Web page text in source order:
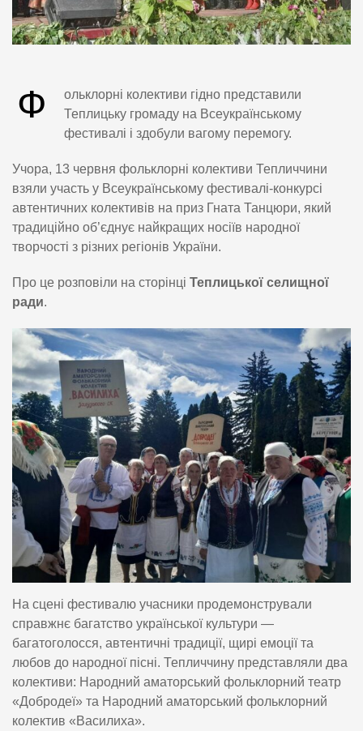
Ф
ольклорні колективи гідно представили
Теплицьку громаду на Всеукраїнському
фестивалі і здобули вагому перемогу.
Учора, 13 червня фольклорні колективи Тепличчини
взяли участь у Всеукраїнському фестивалі-конкурсі
автентичних колективів на приз Гната Танцюри, який
традиційно об’єднує найкращих носіїв народної
творчості з різних регіонів України.
Про це розповіли на сторінці Теплицької селищної
ради.
На сцені фестивалю учасники продемонстрували
справжнє багатство української культури —
багатоголосся, автентичні традиції, щирі емоції та
любов до народної пісні. Тепличчину представляли два
колективи: Народний аматорський фольклорний театр
«Добродеї» та Народний аматорський фольклорний
колектив «Василиха».